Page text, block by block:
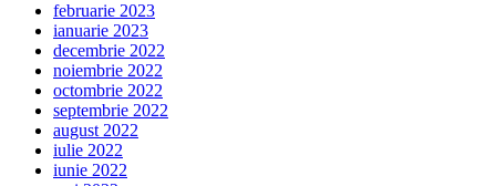
februarie 2023
ianuarie 2023
decembrie 2022
noiembrie 2022
octombrie 2022
septembrie 2022
august 2022
iulie 2022
iunie 2022